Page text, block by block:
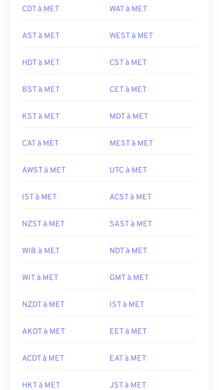
CDT à MET WAT à MET
AST à MET WEST à MET
HDT à MET CST à MET
BST à MET CET à MET
KST à MET MDT à MET
CAT à MET MEST à MET
AWST à MET UTC à MET
IST à MET ACST à MET
NZST à MET SAST à MET
WIB à MET NDT à MET
WIT à MET GMT à MET
NZDT à MET IST à MET
AKDT à MET EET à MET
ACDT à MET EAT à MET
HKT à MET JST à MET